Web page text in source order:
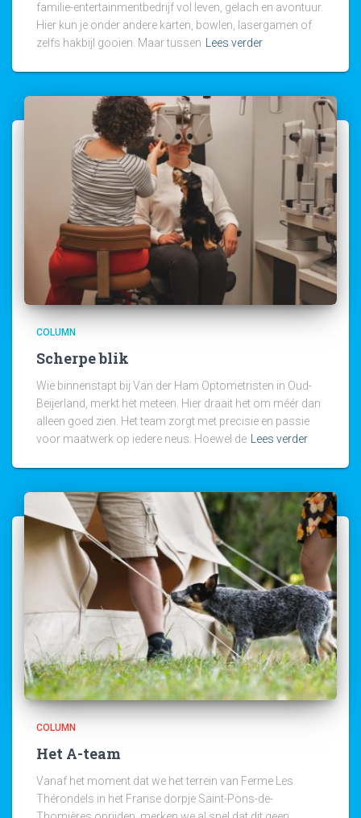
familie-entertainmentbedrijf vol leven, gelach en avontuur.
Hier kun je onder andere karten, bowlen, lasergamen of
zelfs hakbijl gooien. Maar tussen
Lees verder
COLUMN
Scherpe blik
Wie binnenstapt bij Van der Ham Optometristen in Oud-
Beijerland, merkt het meteen. Hier draait het om méér dan
alleen goed zien. Het team zorgt met precisie en passie
voor maatwerk op iedere neus. Hoewel de
Lees verder
COLUMN
Het A-team
Vanaf het moment dat we het terrein van Ferme Les
Thérondels in het Franse dorpje Saint-Pons-de-